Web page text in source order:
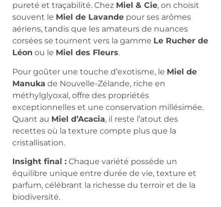
pureté et traçabilité. Chez Miel & Cie, on choisit
souvent le Miel de Lavande pour ses arômes
aériens, tandis que les amateurs de nuances
corsées se tournent vers la gamme Le Rucher de
Léon ou le Miel des Fleurs.
Pour goûter une touche d’exotisme, le Miel de
Manuka de Nouvelle-Zélande, riche en
méthylglyoxal, offre des propriétés
exceptionnelles et une conservation millésimée.
Quant au Miel d’Acacia, il reste l’atout des
recettes où la texture compte plus que la
cristallisation.
Insight final : Chaque variété possède un
équilibre unique entre durée de vie, texture et
parfum, célébrant la richesse du terroir et de la
biodiversité.